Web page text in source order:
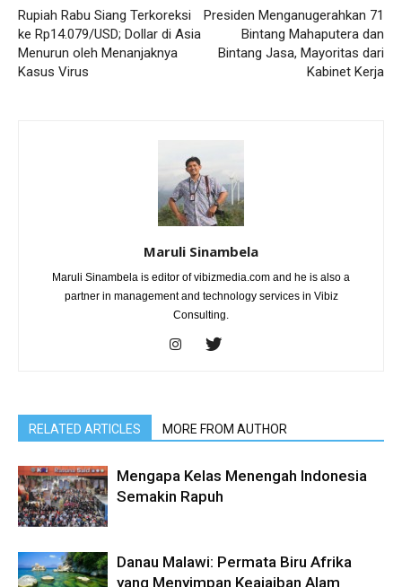
Rupiah Rabu Siang Terkoreksi
ke Rp14.079/USD; Dollar di Asia
Menurun oleh Menanjaknya
Kasus Virus
Presiden Menganugerahkan 71
Bintang Mahaputera dan
Bintang Jasa, Mayoritas dari
Kabinet Kerja
Maruli Sinambela
Maruli Sinambela is editor of vibizmedia.com and he is also a
partner in management and technology services in Vibiz
Consulting.
RELATED ARTICLES MORE FROM AUTHOR
Mengapa Kelas Menengah Indonesia
Semakin Rapuh
Danau Malawi: Permata Biru Afrika
yang Menyimpan Keajaiban Alam